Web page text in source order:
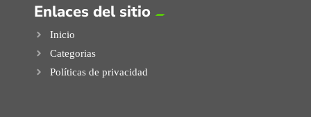
Enlaces del sitio
Inicio
Categorias
Políticas de privacidad